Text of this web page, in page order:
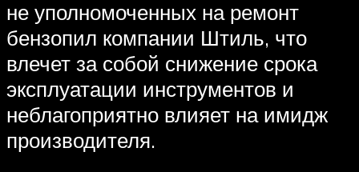
не уполномоченных на ремонт
бензопил компании Штиль, что
влечет за собой снижение срока
эксплуатации инструментов и
неблагоприятно влияет на имидж
производителя.